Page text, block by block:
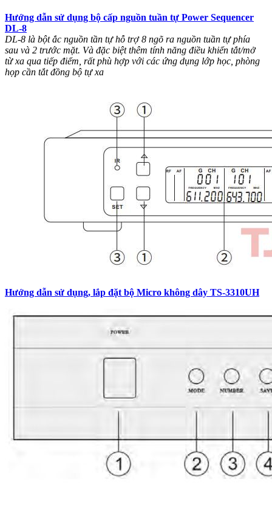
Hướng dẫn sử dụng bộ cấp nguồn tuần tự Power Sequencer
DL-8
DL-8 là bột ắc nguồn tần tự hỗ trợ 8 ngõ ra nguồn tuần tự phía
sau và 2 trước mặt. Và đặc biệt thêm tính năng điều khiển tắt/mở
từ xa qua tiếp điểm, rất phù hợp với các ứng dụng lớp học, phòng
họp cần tắt đồng bộ tự xa
Hướng dẫn sử dụng, lắp đặt bộ Micro không dây TS-3310UH